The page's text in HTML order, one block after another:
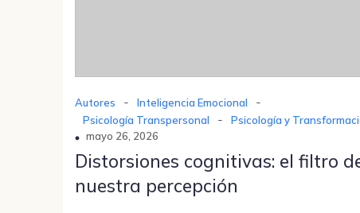
Autores - Inteligencia Emocional -
Psicología Transpersonal -
Psicología y
mayo 26, 2026
Distorsiones cognitivas: el filtro
nuestra percepción